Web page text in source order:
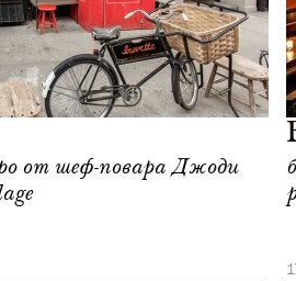
от шеф-повара Джоди